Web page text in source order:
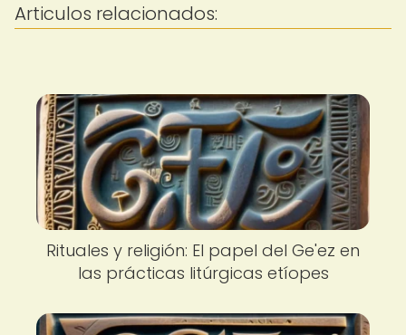
Articulos relacionados:
Rituales y religión: El papel del Ge'ez en
las prácticas litúrgicas etíopes